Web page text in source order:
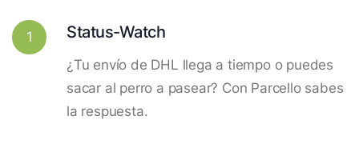
1 Status-Watch
¿Tu envío de DHL llega a tiempo o puedes
sacar al perro a pasear? Con Parcello sabes
la respuesta.